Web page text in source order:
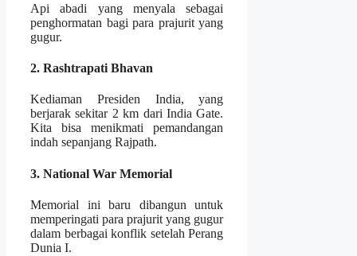
Api abadi yang menyala sebagai
penghormatan bagi para prajurit yang
gugur.
2. Rashtrapati Bhavan
Kediaman Presiden India, yang
berjarak sekitar 2 km dari India Gate.
Kita bisa menikmati pemandangan
indah sepanjang Rajpath.
3. National War Memorial
Memorial ini baru dibangun untuk
memperingati para prajurit yang gugur
dalam berbagai konflik setelah Perang
Dunia I.